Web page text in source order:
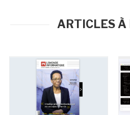
ARTICLES À